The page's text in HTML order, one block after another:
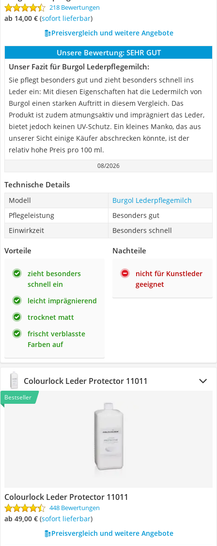
218 Bewertungen
ab 14,00 € ( Sofort lieferbar)
Preisvergleich und weitere Angebote
Unsere Bewertung: SEHR GUT
Unser Fazit für Burgol Lederpflegemilch:
Sie pflegt besonders gut und zieht besonders schnell ins
Leder ein: Mit diesen Eigenschaften hat die Ledermilch von
Burgol einen starken Auftritt in diesem Vergleich. Das
Produkt ist zudem atmungsaktiv und imprägniert das Leder,
bietet jedoch keinen UV-Schutz. Ein kleines Manko, das aus
unserer Sicht einige Käufer abschrecken könnte, ist der
relativ hohe Preis pro 100 ml.
08/2026
Technische Details
Modell
Burgol Lederpflegemilch
Pflegeleistung
Besonders gut
Einwirkzeit
Besonders schnell
Vorteile
zieht besonders
schnell ein
leicht imprägnierend
trocknet matt
frischt verblasste
Farben auf
Nachteile
nicht für Kunstleder
geeignet
Colourlock Leder Protector 11011
Bestseller
Colourlock Leder Protector 11011
448 Bewertungen
ab 49,00 € ( Sofort lieferbar)
Preisvergleich und weitere Angebote